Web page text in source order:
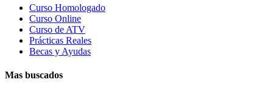
Curso Homologado
Curso Online
Curso de ATV
Prácticas Reales
Becas y Ayudas
Mas buscados